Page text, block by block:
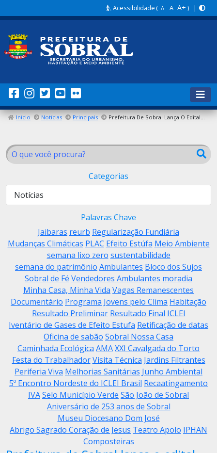
Acessibilidade( A- A A+ ) |
Início Notícias Principais Prefeitura De Sobral Lança O Edital Para Seleção De Vendedores Ambulantes Destinada Aos Eventos De São João De Sobral De 2026 E Aniversário De 253 Anos De Sobral.
Categorias
Notícias
Palavras Chave
Jaibaras reurb Regularização Fundiária
Mudanças Climáticas PLAC Efeito Estúfa Meio Ambiente
semana lixo zero sustentabilidade
semana do patrimônio Ambulantes Bloco dos Sujos
Sobral de Fé Vendedores Ambulantes moradia
Minha Casa, Minha Vida Vagas Remanescentes
Documentário Programa Jovens pelo Clima Habitação
Resultado Preliminar Resultado Final ICLEI
Iventário de Gases de Efeito Estufa Retificação de datas
Oficina de sabão Sobral Nossa Casa
Caminhada Ecológica AMAXXI Cavalgada do Torto
Festa do Trabalhador Visita Técnica Jardins Filtrantes
Periferia Viva Melhorias Sanitárias Junho Ambiental
5º Encontro Nordeste do ICLEI Brasil Recaatingamento
IVASelo Município Verde São João de Sobral
Aniversário de 253 anos de Sobral
Museu Diocesano Dom José
Abrigo Sagrado Coração de Jesus Teatro Apolo IPHAN
Composteiras